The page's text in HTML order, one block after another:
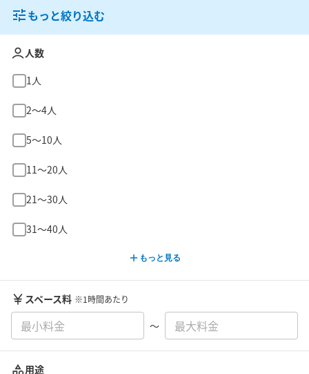
もっと絞り込む
人数
1人
2〜4人
5〜10人
11〜20人
21〜30人
31〜40人
もっと見る
スペース料 ※1時間あたり
〜
用途